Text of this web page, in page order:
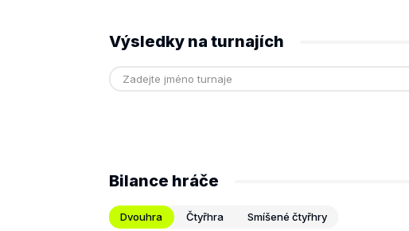
Výsledky na turnajích
Bilance hráče
Dvouhra Čtyřhra Smíšené čtyřhry